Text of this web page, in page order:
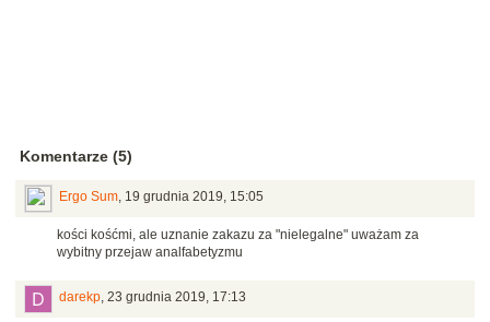
Komentarze (5)
Ergo Sum, 19 grudnia 2019, 15:05
kości kośćmi, ale uznanie zakazu za "nielegalne" uważam za
wybitny przejaw analfabetyzmu
darekp, 23 grudnia 2019, 17:13